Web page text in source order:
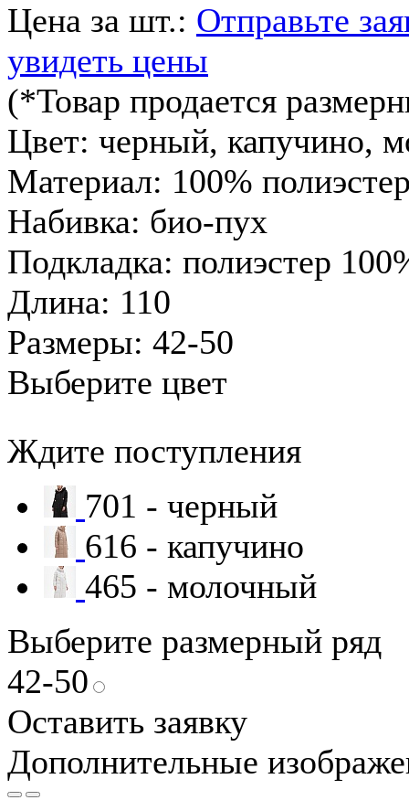
Цена за шт.: Отправьте
увидеть цены
(*Товар продается
Цвет: черный, капучино,
Материал: 100%
Набивка: био-пух
Подкладка: полиэстер
Длина: 110
Размеры: 42-50
Выберите цвет
Ждите поступления
701 - черный
616 - капучино
465 - молочный
Выберите размерный ряд
42-50
Оставить заявку
Дополнительные